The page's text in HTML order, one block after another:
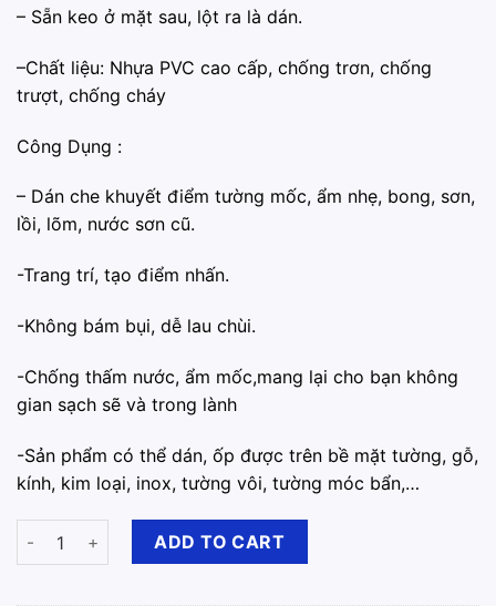
– Sẵn keo ở mặt sau, lột ra là dán.
–Chất liệu: Nhựa PVC cao cấp, chống trơn, chống
trượt, chống cháy
Công Dụng :
– ️Dán che khuyết điểm tường mốc, ẩm nhẹ, bong, sơn,
lồi, lõm, nước sơn cũ.
-️Trang trí, tạo điểm nhấn.
️-Không bám bụi, dễ lau chùi.
️-Chống thấm nước, ẩm mốc,mang lại cho bạn không
gian sạch sẽ và trong lành
-️Sản phẩm có thể dán, ốp được trên bề mặt tường, gỗ,
kính, kim loại, inox, tường vôi, tường móc bẩn,…
Cuộn Xốp Dán Tường PVC Sẵn Keo 0.6m x 3m Đá Xám Bóng
ADD TO CART